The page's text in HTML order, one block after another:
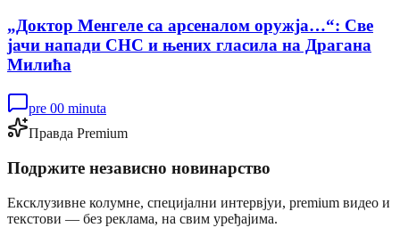
„Доктор Менгеле са арсеналом оружја…“: Све
јачи напади СНС и њених гласила на Драгана
Милића
pre 00 minuta
Правда Premium
Подржите независно новинарство
Ексклузивне колумне, специјални интервјуи, premium видео и
текстови — без реклама, на свим уређајима.